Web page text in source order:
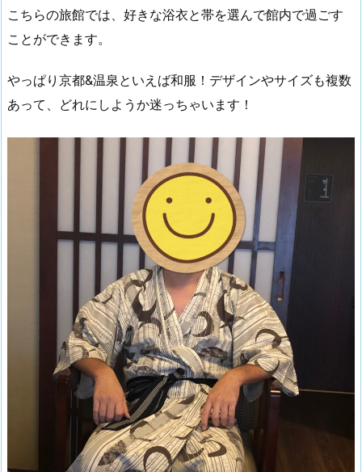
こちらの旅館では、好きな浴衣と帯を選んで館内で過ごす
ことができます。
やっぱり京都&温泉といえば和服！デザインやサイズも複数
あって、どれにしようか迷っちゃいます！